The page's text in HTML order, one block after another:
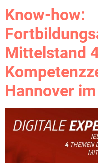
Know-how:
Mittelstand
Hannover